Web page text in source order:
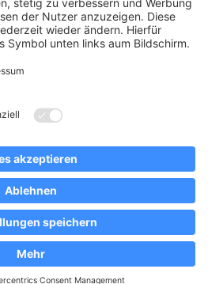
zu laden
-Enfold WordPress Theme by Kriesi